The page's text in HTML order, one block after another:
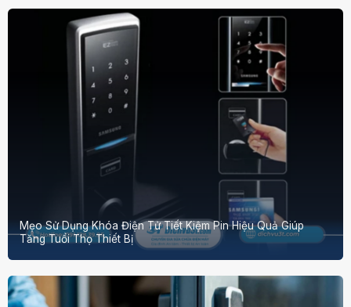
Mẹo Sử Dụng Khóa Điện Tử Tiết Kiệm Pin Hiệu Quả Giúp
Tăng Tuổi Thọ Thiết Bị